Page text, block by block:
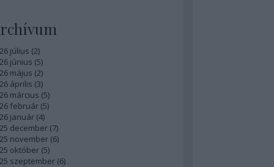
július (2)
június (5)
május (2)
április (3)
március (5)
február (5)
január (4)
december (7)
november (6)
október (5)
szeptember (6)